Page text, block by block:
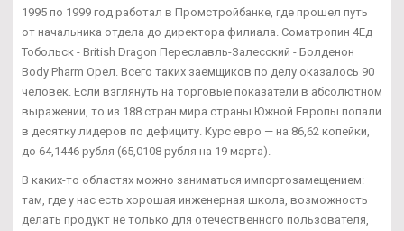
1995 по 1999 год работал в Промстройбанке, где прошел путь
от начальника отдела до директора филиала. Cоматропин 4Ед
Тобольск - British Dragon Переславль-Залесский - Болденон
Body Pharm Орел. Всего таких заемщиков по делу оказалось 90
человек. Если взглянуть на торговые показатели в абсолютном
выражении, то из 188 стран мира страны Южной Европы попали
в десятку лидеров по дефициту. Курс евро — на 86,62 копейки,
до 64,1446 рубля (65,0108 рубля на 19 марта).
В каких-то областях можно заниматься импортозамещением:
там, где у нас есть хорошая инженерная школа, возможность
делать продукт не только для отечественного пользователя,